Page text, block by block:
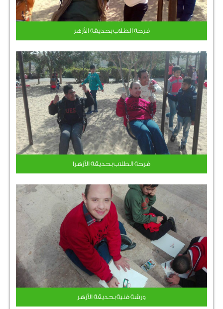
فرحة الطلاب بحديقة الأزهر
فرحة الطلاب بحديقة الأزهر1
ورشة فنية بحديقة الأزهر